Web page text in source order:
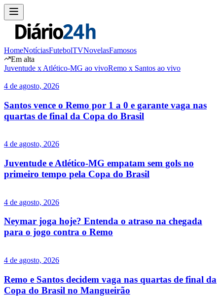
HomeNotíciasFutebolTVNovelasFamosos
Em alta
Juventude x Atlético-MG ao vivoRemo x Santos ao vivo
4 de agosto, 2026
Santos vence o Remo por 1 a 0 e garante vaga nas
quartas de final da Copa do Brasil
4 de agosto, 2026
Juventude e Atlético-MG empatam sem gols no
primeiro tempo pela Copa do Brasil
4 de agosto, 2026
Neymar joga hoje? Entenda o atraso na chegada
para o jogo contra o Remo
4 de agosto, 2026
Remo e Santos decidem vaga nas quartas de final da
Copa do Brasil no Mangueirão